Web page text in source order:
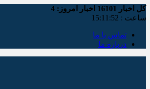
کل اخبار اخبار امروز: 4
ساعت : 15:11:53
تماس با ما
درباره ما